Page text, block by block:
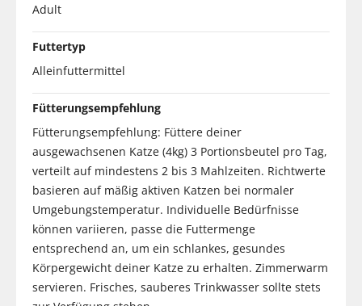
Adult
Futtertyp
Alleinfuttermittel
Fütterungsempfehlung
Fütterungsempfehlung: Füttere deiner
ausgewachsenen Katze (4kg) 3 Portionsbeutel pro Tag,
verteilt auf mindestens 2 bis 3 Mahlzeiten. Richtwerte
basieren auf mäßig aktiven Katzen bei normaler
Umgebungstemperatur. Individuelle Bedürfnisse
können variieren, passe die Futtermenge
entsprechend an, um ein schlankes, gesundes
Körpergewicht deiner Katze zu erhalten. Zimmerwarm
servieren. Frisches, sauberes Trinkwasser sollte stets